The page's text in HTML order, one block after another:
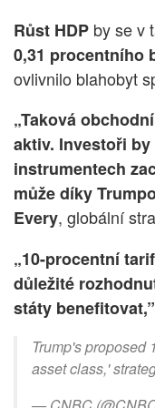
Růst HDP by se v
0,31 procentního
ovlivnilo blahobyt
„Taková
aktiv. Investoři
instrumentech
může díky
Every, globální
„10-procentní
důležité
státy benefitovat,”
Trump's proposed
asset class,'